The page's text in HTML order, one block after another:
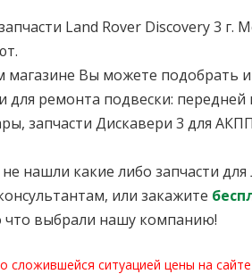
Land Rover Discovery 3
Вы можете подобрать
для ремонта подвески:
запчасти Дискавери 3 для
нашли какие либо запчасти
или закажите
что выбрали нашу компанию!
сложившейся ситуацией цены на